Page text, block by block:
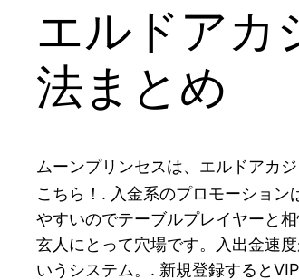
エルドアカ
法まとめ
ムーンプリンセスは、エルドアカ
こちら！. 入金系のプロモーショ
やすいのでテーブルプレイヤーと
玄人にとって穴場です。入出金速
いうシステム。. 新規登録すると